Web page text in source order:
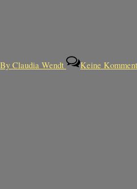
By Claudia Wendt Keine